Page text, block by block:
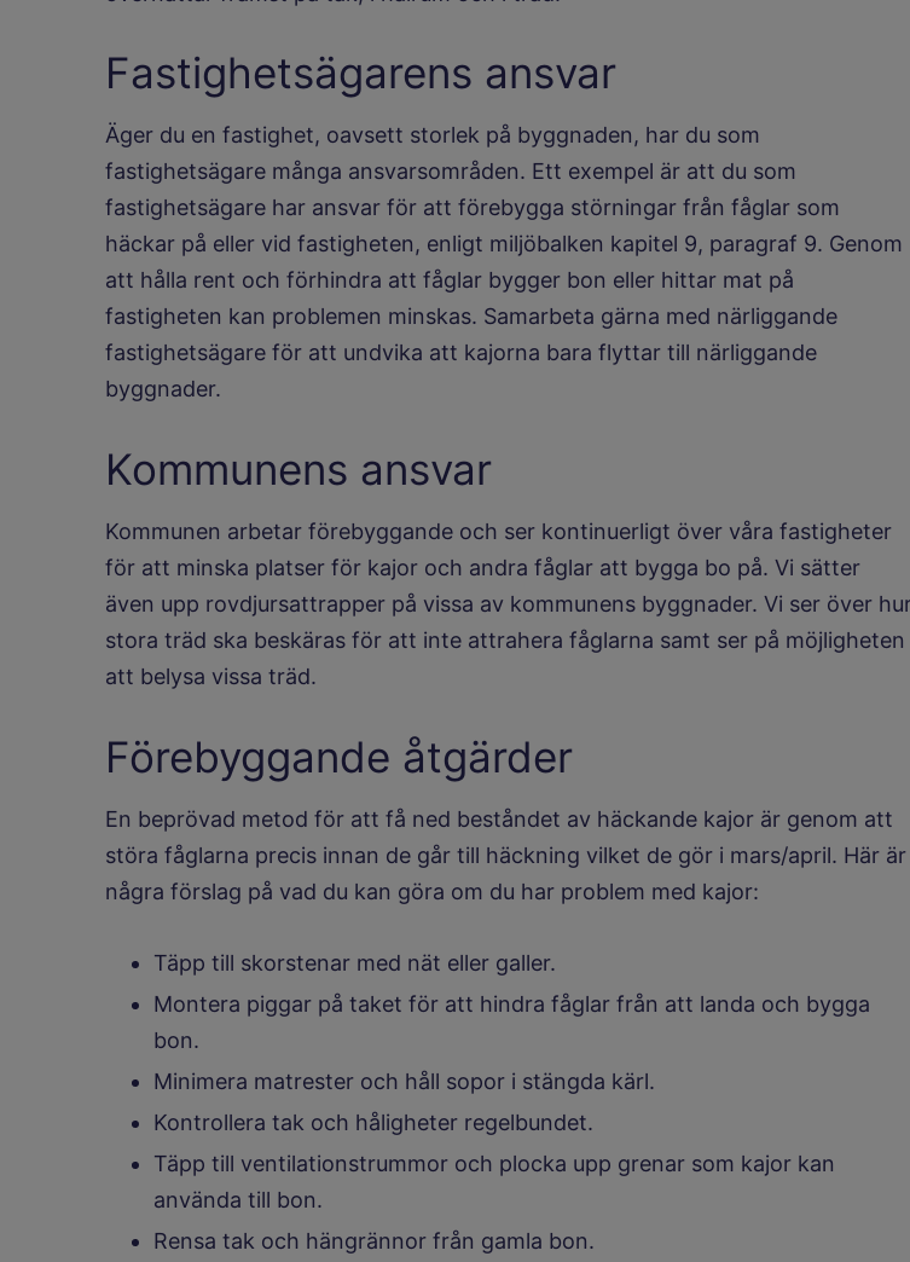
Fastighetsägarens ansvar
Äger du en fastighet, oavsett storlek på byggnaden, har du som
fastighetsägare många ansvarsområden. Ett exempel är att du som
fastighetsägare har ansvar för att förebygga störningar från fåglar som
häckar på eller vid fastigheten, enligt miljöbalken kapitel 9, paragraf 9. Genom
att hålla rent och förhindra att fåglar bygger bon eller hittar mat på
fastigheten kan problemen minskas. Samarbeta gärna med närliggande
fastighetsägare för att undvika att kajorna bara flyttar till närliggande
byggnader.
Kommunens ansvar
Kommunen arbetar förebyggande och ser kontinuerligt över våra fastigheter
för att minska platser för kajor och andra fåglar att bygga bo på. Vi sätter
även upp rovdjursattrapper på vissa av kommunens byggnader. Vi ser över
stora träd ska beskäras för att inte attrahera fåglarna samt ser på möjligheten
att belysa vissa träd.
Förebyggande åtgärder
En beprövad metod för att få ned beståndet av häckande ­kajor är genom att
störa fåglarna precis innan de går till häckning vilket de gör i mars/april. Här är
några förslag på vad du kan göra om du har problem med kajor:
Täpp till skorstenar med nät eller galler.
Montera piggar på taket för att hindra fåglar från att landa och bygga
bon.
Minimera matrester och håll sopor i stängda kärl.
Kontrollera tak och håligheter regelbundet.
Täpp till ventilationstrummor och plocka upp grenar som kajor kan
använda till bon.
Rensa tak och hängrännor från gamla bon.